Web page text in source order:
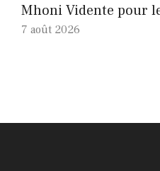
Mhoni Vidente pour
7 août 2026